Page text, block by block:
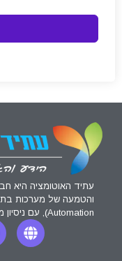
עתיד האוטומציה היא
Automation), עם ניסיון מצטבר עשיר ומספר רב של לקוחות מרוצים.